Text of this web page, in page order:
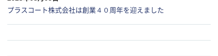
プラスコート株式会社は創業４０周年を迎えました